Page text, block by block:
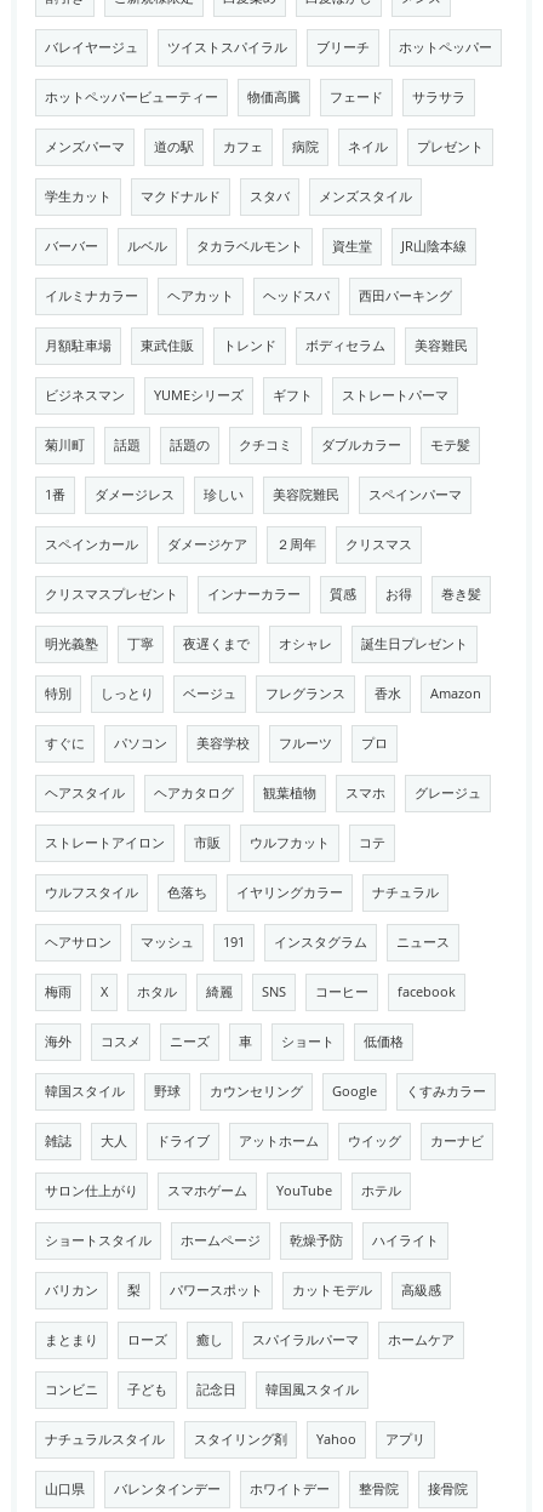
バレイヤージュ ツイストスパイラル ブリーチ ホットペッパー
ホットペッパービューティー 物価高騰 フェード サラサラ
メンズパーマ 道の駅 カフェ 病院 ネイル プレゼント
学生カット マクドナルド スタバ メンズスタイル
バーバー ルベル タカラベルモント 資生堂 JR山陰本線
イルミナカラー ヘアカット ヘッドスパ 西田パーキング
月額駐車場 東武住販 トレンド ボディセラム 美容難民
ビジネスマン YUMEシリーズ ギフト ストレートパーマ
菊川町 話題 話題の クチコミ ダブルカラー モテ髪
1番 ダメージレス 珍しい 美容院難民 スペインパーマ
スペインカール ダメージケア ２周年 クリスマス
クリスマスプレゼント インナーカラー 質感 お得 巻き髪
明光義塾 丁寧 夜遅くまで オシャレ 誕生日プレゼント
特別 しっとり ベージュ フレグランス 香水 Amazon
すぐに パソコン 美容学校 フルーツ プロ
ヘアスタイル ヘアカタログ 観葉植物 スマホ グレージュ
ストレートアイロン 市販 ウルフカット コテ
ウルフスタイル 色落ち イヤリングカラー ナチュラル
ヘアサロン マッシュ 191 インスタグラム ニュース
梅雨 X ホタル 綺麗 SNS コーヒー facebook
海外 コスメ ニーズ 車 ショート 低価格
韓国スタイル 野球 カウンセリング Google くすみカラー
雑誌 大人 ドライブ アットホーム ウイッグ カーナビ
サロン仕上がり スマホゲーム YouTube ホテル
ショートスタイル ホームページ 乾燥予防 ハイライト
バリカン 梨 パワースポット カットモデル 高級感
まとまり ローズ 癒し スパイラルパーマ ホームケア
コンビニ 子ども 記念日 韓国風スタイル
ナチュラルスタイル スタイリング剤 Yahoo アプリ
山口県 バレンタインデー ホワイトデー 整骨院 接骨院